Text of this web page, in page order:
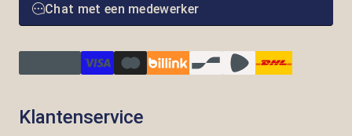
Chat met een medewerker
Klantenservice